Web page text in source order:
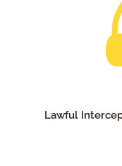
Lawful